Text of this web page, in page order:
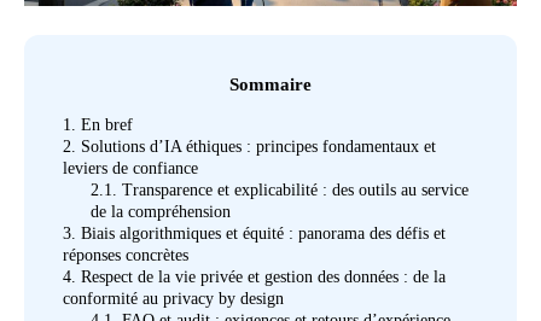
Sommaire
1. En bref
2. Solutions d’IA éthiques : principes fondamentaux et
leviers de confiance
2.1. Transparence et explicabilité : des outils au service
de la compréhension
3. Biais algorithmiques et équité : panorama des défis et
réponses concrètes
4. Respect de la vie privée et gestion des données : de la
conformité au privacy by design